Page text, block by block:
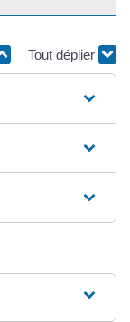
Tout déplier